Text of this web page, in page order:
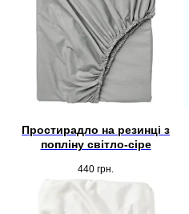
Простирадло на резинці з
попліну світло-сіре
440 грн.